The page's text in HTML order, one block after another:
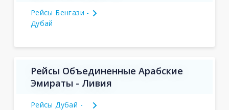
Рейсы Бенгази -
Дубай
Рейсы Объединенные Арабские
Эмираты - Ливия
Рейсы Дубай -